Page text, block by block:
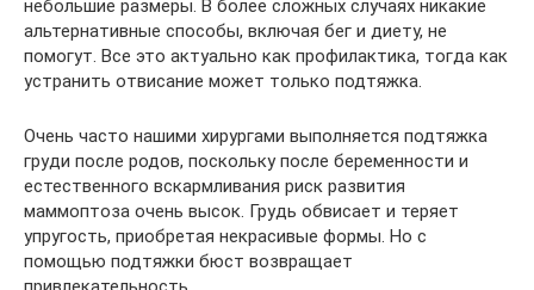
небольшие размеры. В более сложных случаях никакие
альтернативные способы, включая бег и диету, не
помогут. Все это актуально как профилактика, тогда как
устранить отвисание может только подтяжка.
Очень часто нашими хирургами выполняется подтяжка
груди после родов, поскольку после беременности и
естественного вскармливания риск развития
маммоптоза очень высок. Грудь обвисает и теряет
упругость, приобретая некрасивые формы. Но с
помощью подтяжки бюст возвращает